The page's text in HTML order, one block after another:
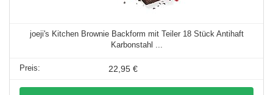
joeji's Kitchen Brownie Backform mit Teiler 18 Stück Antihaft
Karbonstahl ...
22,95 €